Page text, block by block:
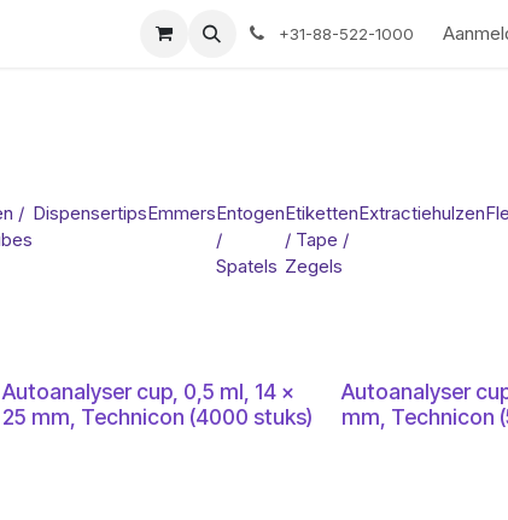
Klant worden +31-88-522-1000
/ DispensertipsEmmersEntogen
/
Spatels
Etiketten
/ Tape /
Zegels
Extractiehulzen
Autoanalyser cup, 0,5 ml, 14 x
25 mm, Technicon (4000 stuks)
Autoanalyser
mm, Technicon